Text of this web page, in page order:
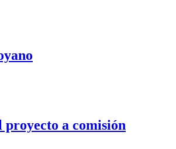
a comisión